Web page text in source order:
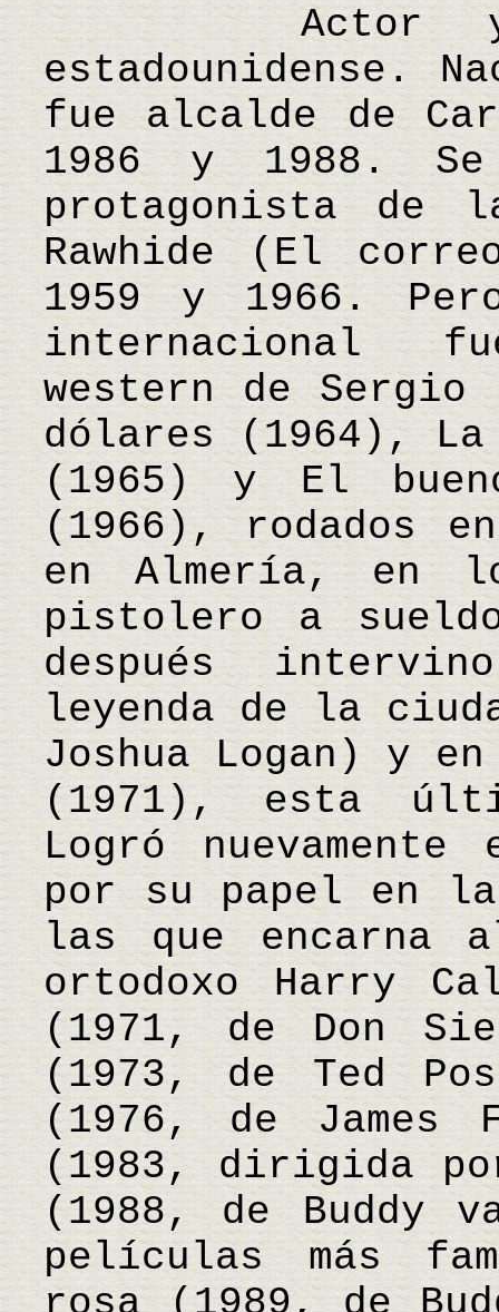
Actor y
estadounidense.
fue alcalde de
1986 y 1988.
protagonista de
Rawhide (El
1959 y 1966.
internacional
western de Sergio
dólares (1964),
(1965) y El
(1966), rodados
en Almería, en
pistolero a
después
leyenda de la
Joshua Logan) y
(1971), esta
Logró
por su papel en
las que encarna
ortodoxo Harry
(1971, de Don
(1973, de Ted
(1976, de James
(1983, dirigida
(1988, de Buddy
películas más